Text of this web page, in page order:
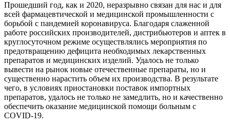
Прошедший год, как и 2020, неразрывно связан для нас и для
всей фармацевтической и медицинской промышленности с
борьбой с пандемией коронавируса. Благодаря слаженной
работе российских производителей, дистрибьютеров и аптек в
круглосуточном режиме осуществлялись мероприятия по
предотвращению дефицита необходимых лекарственных
препаратов и медицинских изделий. Удалось не только
вывести на рынок новые отечественные препараты, но и
существенно нарастить объем их производства. В результате
чего, в условиях приостановки поставок импортных
препаратов, удалось не только не замедлить, но и качественно
обеспечить оказание медицинской помощи больным с
COVID-19.